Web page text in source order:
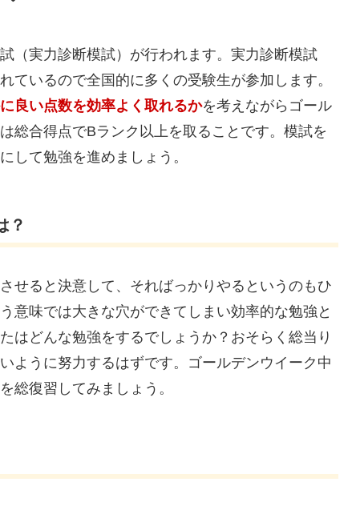
（実力診断模試）が行われます。実力診断模試
ているので全国的に多くの受験生が参加します。
良い点数を効率よく取れるかを考えながらゴール
総合得点でBランク以上を取ることです。模試を
して勉強を進めましょう。
？
せると決意して、そればっかりやるというのもひ
意味では大きな穴ができてしまい効率的な勉強と
はどんな勉強をするでしょうか？おそらく総当り
ように努力するはずです。ゴールデンウイーク中
総復習してみましょう。